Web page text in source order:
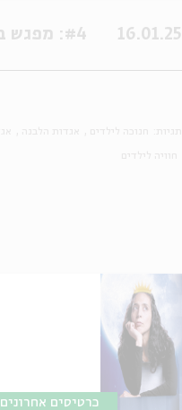
16.01.25 #4: מפגש בתאריך:16/01/2025 17:00:00
כרטיסים אחרונים